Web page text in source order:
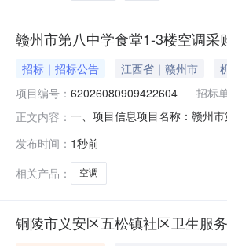
赣州市第八中学食堂1-3楼空调采
招标｜招标公告 江西省｜赣州市
项目编号： 62026080909422604 招标
正文内容： 一、项目信息项目名称：赣州
求:商品类目:空调;额定制热功
发布时间： 1秒前
相关产品：
空调
铜陵市义安区五松镇社区卫生服